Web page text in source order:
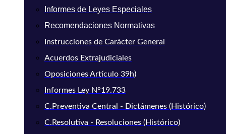
Informes de Leyes Especiales
Recomendaciones Normativas
Instrucciones de Carácter General
Acuerdos Extrajudiciales
Oposiciones Artículo 39h)
Informes Ley N°19.733
C.Preventiva Central - Dictámenes (Histórico)
C.Resolutiva - Resoluciones (Histórico)